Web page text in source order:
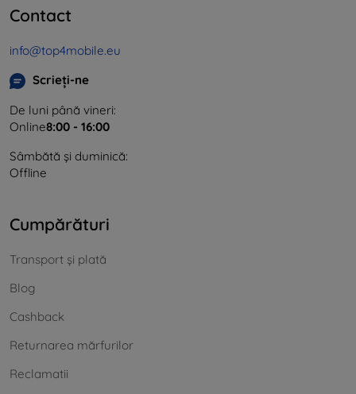
Contact
info@top4mobile.eu
Scrieți-ne
De luni până vineri:
Online8:00 - 16:00
Sâmbătă și duminică:
Offline
Cumpărături
Transport și plată
Blog
Cashback
Returnarea mărfurilor
Reclamatii